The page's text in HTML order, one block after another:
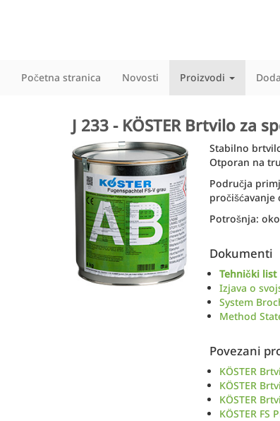
Početna stranica Novosti Proizvodi
J 233 - KÖSTER Brtvilo za
Stabilno
Otporan na
Područja
Potrošnja:
Dokumenti
Tehnički list
Izjava o
System
Method
Povezani
KÖSTER
KÖSTER
KÖSTER
KÖSTER FS